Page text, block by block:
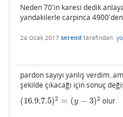
Neden 70'in karesi dedik
yandakilerle carpinca
24 Ocak 2017 serenil tarafından
pardon sayıyı yanlış
şekilde çıkacağı için sonuç
(16.9.7.5)2 = (y − 3)2
(16.9.7.5)2= y− 3)2 olur